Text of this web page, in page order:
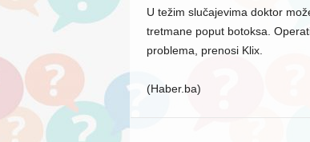
U težim slučajevima doktor
tretmane poput botoksa.
problema, prenosi Klix.
(Haber.ba)